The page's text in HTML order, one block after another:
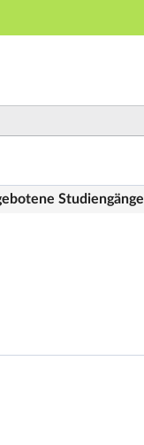
Studiengänge